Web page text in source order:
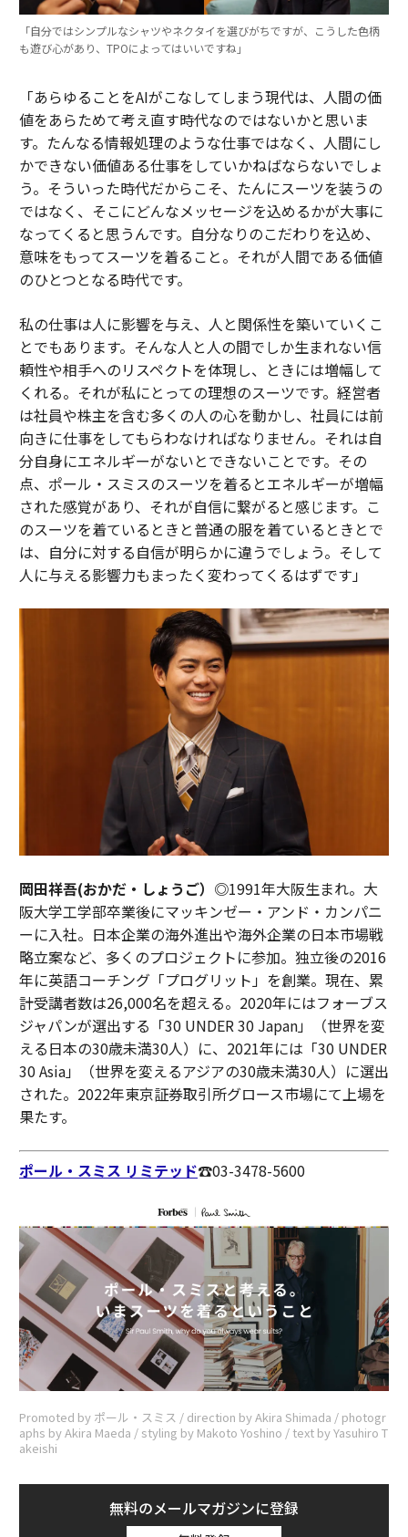
「自分ではシンプルなシャツやネクタイを選びがちですが、こうした色柄
も遊び心があり、TPOによってはいいですね」
「あらゆることをAIがこなしてしまう現代は、人間の価
値をあらためて考え直す時代なのではないかと思いま
す。たんなる情報処理のような仕事ではなく、人間にし
かできない価値ある仕事をしていかねばならないでしょ
う。そういった時代だからこそ、たんにスーツを装うの
ではなく、そこにどんなメッセージを込めるかが大事に
なってくると思うんです。自分なりのこだわりを込め、
意味をもってスーツを着ること。それが人間である価値
のひとつとなる時代です。
私の仕事は人に影響を与え、人と関係性を築いていくこ
とでもあります。そんな人と人の間でしか生まれない信
頼性や相手へのリスペクトを体現し、ときには増幅して
くれる。それが私にとっての理想のスーツです。経営者
は社員や株主を含む多くの人の心を動かし、社員には前
向きに仕事をしてもらわなければなりません。それは自
分自身にエネルギーがないとできないことです。その
点、ポール・スミスのスーツを着るとエネルギーが増幅
された感覚があり、それが自信に繋がると感じます。こ
のスーツを着ているときと普通の服を着ているときとで
は、自分に対する自信が明らかに違うでしょう。そして
人に与える影響力もまったく変わってくるはずです」
岡田祥吾(おかだ・しょうご）◎1991年大阪生まれ。大
阪大学工学部卒業後にマッキンゼー・アンド・カンパニ
ーに入社。日本企業の海外進出や海外企業の日本市場戦
略立案など、多くのプロジェクトに参加。独立後の2016
年に英語コーチング「プログリット」を創業。現在、累
計受講者数は26,000名を超える。2020年にはフォーブス
ジャパンが選出する「30 UNDER 30 Japan」（世界を変
える日本の30歳未満30人）に、2021年には「30 UNDER
30 Asia」（世界を変えるアジアの30歳未満30人）に選出
された。2022年東京証券取引所グロース市場にて上場を
果たす。
ポール・スミス リミテッド☎︎03-3478-5600
Promoted by ポール・スミス / direction by Akira Shimada / photogr
aphs by Akira Maeda / styling by Makoto Yoshino / text by Yasuhiro T
akeishi
無料のメールマガジンに登録